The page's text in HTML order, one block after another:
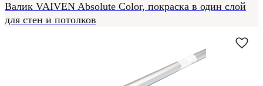
Валик VAIVEN Absolute Color, покраска в один слой
для стен и потолков